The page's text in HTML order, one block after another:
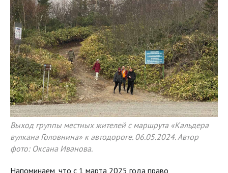
Выход группы местных жителей с маршрута «Кальдера
вулкана Головнина» к автодороге. 06.05.2024. Автор
фото: Оксана Иванова.
Напоминаем, что с 1 марта 2025 года право